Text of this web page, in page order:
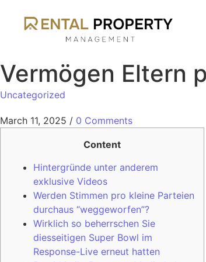
Vermögen Eltern
Uncategorized
March 11, 2025 / 0 Comments
Content
Hintergründe unter anderem
exklusive Videos
Werden Stimmen pro kleine Parteien
durchaus “weggeworfen”?
Wirklich so beherrschen Sie
diesseitigen Super Bowl im
Response-Live erneut hatten